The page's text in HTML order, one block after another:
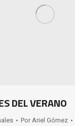
DEL VERANO
Por Ariel Gómez